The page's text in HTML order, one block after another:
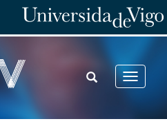
Toggle
TOGGLE
SEARCH